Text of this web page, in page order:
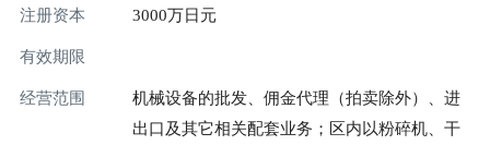
注册资本 3000万日元
有效期限
经营范围
机械设备的批发、佣金代理（拍卖除外）、进
出口及其它相关配套业务；区内以粉碎机、干